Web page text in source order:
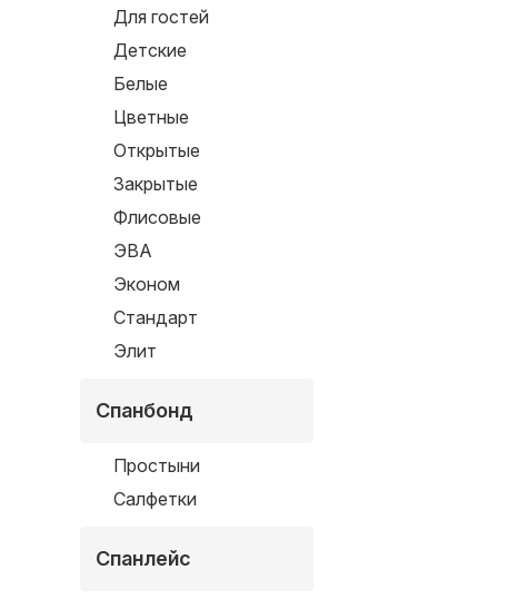
Для гостей
Детские
Белые
Цветные
Открытые
Закрытые
Флисовые
ЭВА
Эконом
Стандарт
Элит
Спанбонд
Простыни
Салфетки
Спанлейс